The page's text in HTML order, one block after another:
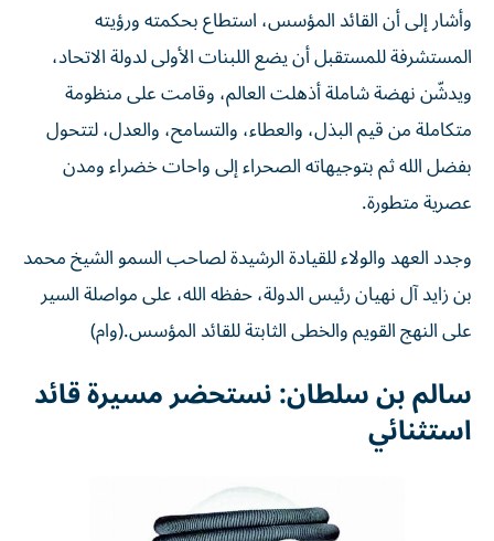
وأشار إلى أن القائد المؤسس، استطاع بحكمته ورؤيته
المستشرفة للمستقبل أن يضع اللبنات الأولى لدولة الاتحاد،
ويدشّن نهضة شاملة أذهلت العالم، وقامت على منظومة
متكاملة من قيم البذل، والعطاء، والتسامح، والعدل، لتتحول
بفضل الله ثم بتوجيهاته الصحراء إلى واحات خضراء ومدن
عصرية متطورة.
وجدد العهد والولاء للقيادة الرشيدة لصاحب السمو الشيخ محمد
بن زايد آل نهيان رئيس الدولة، حفظه الله، على مواصلة السير
على النهج القويم والخطى الثابتة للقائد المؤسس.(وام)
سالم بن سلطان: نستحضر مسيرة قائد
استثنائي